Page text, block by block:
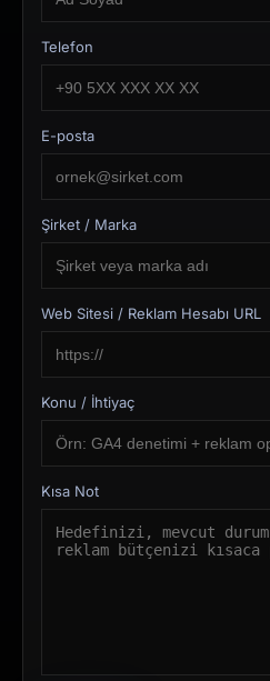
Telefon
E-posta
Şirket / Marka
Web Sitesi / Reklam Hesabı URL
Konu / İhtiyaç
Kısa Not